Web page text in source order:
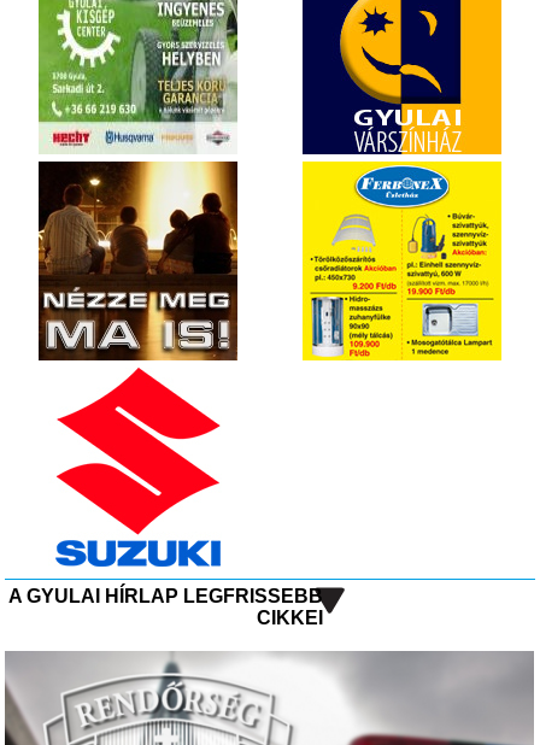
A GYULAI HÍRLAP LEGFRISSEBB
CIKKEI